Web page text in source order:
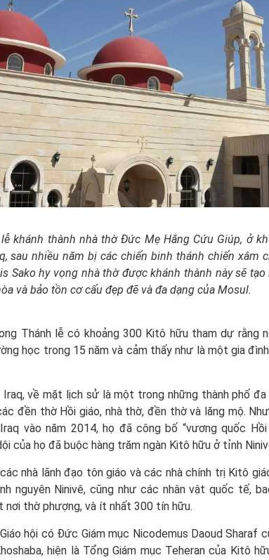
khánh thành nhà thờ Đức Mẹ Hằng Cứu Giúp, ở
sau nhiều năm bị các chiến binh thánh chiến xâm
Sako hy vọng nhà thờ được khánh thành này sẽ tạo
và bảo tồn cơ cấu đẹp đẽ và đa dạng của Mosul.
Thánh lễ có khoảng 300 Kitô hữu tham dự rằng
học trong 15 năm và cảm thấy như là một gia
về mặt lịch sử là một trong những thành phố đa
đền thờ Hồi giáo, nhà thờ, đền thờ và lăng mộ.
vào năm 2014, họ đã công bố “vương quốc
của họ đã buộc hàng trăm ngàn Kitô hữu ở tỉnh
nhà lãnh đạo tôn giáo và các nhà chính trị Kitô
nguyên Ninivê, cũng như các nhân vật quốc tế,
thờ phượng, và ít nhất 300 tín hữu.
hội có Đức Giám mục Nicodemus Daoud Sharaf
hiện là Tổng Giám mục Teheran của Kitô